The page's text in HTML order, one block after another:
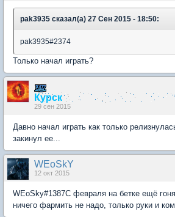
pak3935 сказал(а) 27 Сен 2015 - 18:50:
pak3935#2374
Только начал играть?
Курск
29 сен 2015
Давно начал играть как только
закинул ее...
WEoSkY
12 окт 2015
WEoSky#1387С февраля на бетке ещё
ничего фармить не надо, только руки и